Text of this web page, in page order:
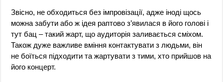
Звісно, не обходиться без імпровізації, адже іноді щось
можна забути або ж ідея раптово з’явилася в його голові і
тут бац – такий жарт, що аудиторія заливається сміхом.
Також дуже важливе вміння контактувати з людьми, він
не боїться підходити та жартувати з тими, хто прийшов на
його концерт.